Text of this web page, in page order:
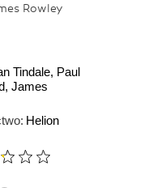
Rowley
Tindale, Paul
, James
Helion